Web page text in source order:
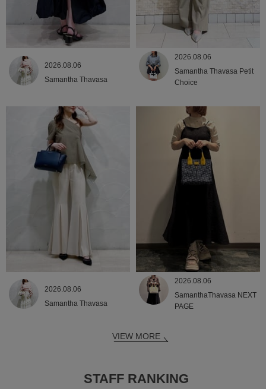
2026.08.06
Samantha Thavasa
2026.08.06
Samantha Thavasa Petit
Choice
2026.08.06
Samantha Thavasa
2026.08.06
SamanthaThavasa NEXT
PAGE
VIEW MORE
STAFF RANKING